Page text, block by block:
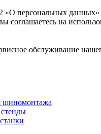
персональных данных»
соглашаетесь на
обслуживание
шиномонтажа